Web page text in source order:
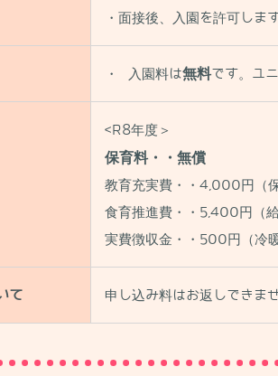
・面接後、入園を許可します
・ 入園料は無料です。ユ
<R8年度＞
保育料・・無償
教育充実費・・4,000円（
食育推進費・・5,400円（給
実費徴収金・・500円（冷
て 申し込み料はお返しできませ